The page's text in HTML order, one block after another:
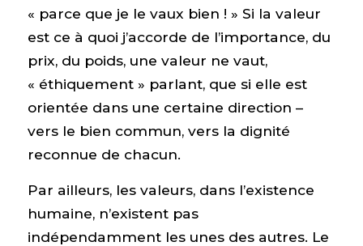
« parce que je le vaux bien ! » Si la valeur
est ce à quoi j’accorde de l’importance, du
prix, du poids, une valeur ne vaut,
« éthiquement » parlant, que si elle est
orientée dans une certaine direction –
vers le bien commun, vers la dignité
reconnue de chacun.
Par ailleurs, les valeurs, dans l’existence
humaine, n’existent pas
indépendamment les unes des autres. Le